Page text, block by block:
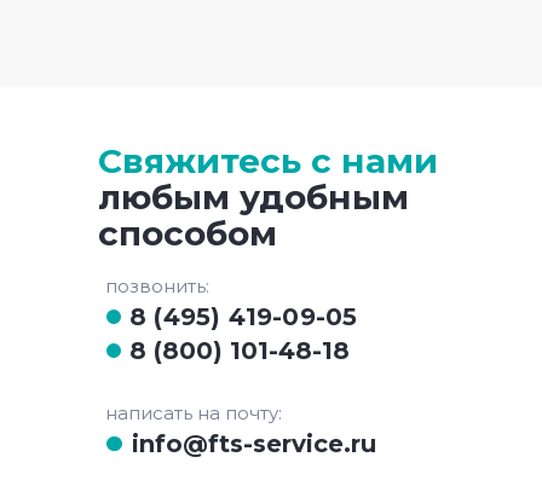
info@fts-service.ru
написать на почту:
8 (800) 101-48-18
8 (495) 419-09-05
позвонить:
Свяжитесь с нами
любым удобным
способом